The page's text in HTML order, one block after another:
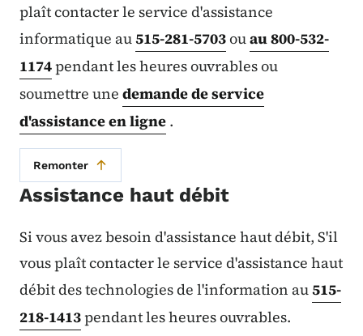
plaît contacter le service d'assistance
informatique au515-281-5703ouau 800-532-
1174pendant les heures ouvrables ou
soumettre une demande de service
d'assistance en ligne .
Remonter
Assistance haut débit
Si vous avez besoin d'assistance haut débit, S'il
vous plaît contacter le service d'assistance haut
débit des technologies de l'information au515-
218-1413pendant les heures ouvrables.